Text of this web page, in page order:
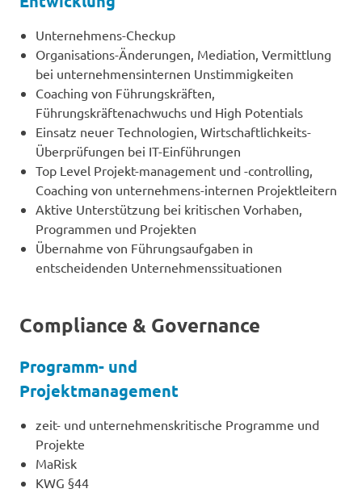
Unternehmens-Checkup
Organisations-Änderungen, Mediation, Vermittlung
bei unternehmensinternen Unstimmigkeiten
Coaching von Führungskräften,
Führungskräftenachwuchs und High Potentials
Einsatz neuer Technologien, Wirtschaftlichkeits-
Überprüfungen bei IT-Einführungen
Top Level Projekt-management und -controlling,
Coaching von unternehmens-internen Projektleitern
Aktive Unterstützung bei kritischen Vorhaben,
Programmen und Projekten
Übernahme von Führungsaufgaben in
entscheidenden Unternehmenssituationen
Compliance & Governance
Programm- und
Projektmanagement
zeit- und unternehmenskritische Programme und
Projekte
MaRisk
KWG §44